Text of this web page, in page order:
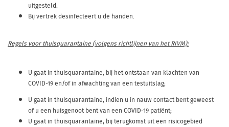
uitgesteld.
Bij vertrek desinfecteert u de handen.
Regels voor thuisquarantaine (volgens richtlijnen van het RIVM):
U gaat in thuisquarantaine, bij het ontstaan van klachten van
COVID-19 en/of in afwachting van een testuitslag;
U gaat in thuisquarantaine, indien u in nauw contact bent geweest
of u een huisgenoot bent van een COVID-19 patiënt;
U gaat in thuisquarantaine, bij terugkomst uit een risicogebied